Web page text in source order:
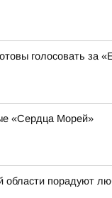
голосовать за
«Сердца Морей»
порадуют